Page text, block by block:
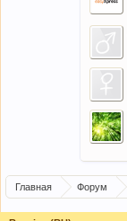
Главная Форум